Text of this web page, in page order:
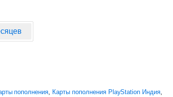
пополнения, Карты пополнения PlayStation Индия,